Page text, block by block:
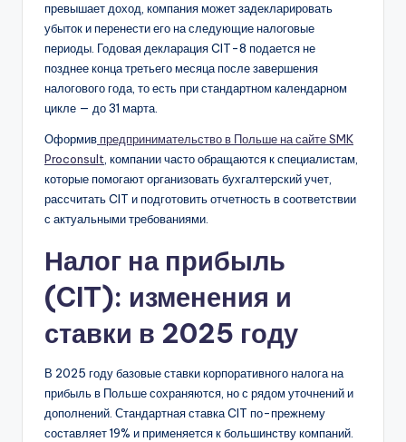
превышает доход, компания может задекларировать
убыток и перенести его на следующие налоговые
периоды. Годовая декларация CIT-8 подается не
позднее конца третьего месяца после завершения
налогового года, то есть при стандартном календарном
цикле — до 31 марта.
Оформив предпринимательство в Польше на сайте SMK
Proconsult, компании часто обращаются к специалистам,
которые помогают организовать бухгалтерский учет,
рассчитать CIT и подготовить отчетность в соответствии
с актуальными требованиями.
Налог на прибыль
(CIT): изменения и
ставки в 2025 году
В 2025 году базовые ставки корпоративного налога на
прибыль в Польше сохраняются, но с рядом уточнений и
дополнений. Стандартная ставка CIT по-прежнему
составляет 19% и применяется к большинству компаний.